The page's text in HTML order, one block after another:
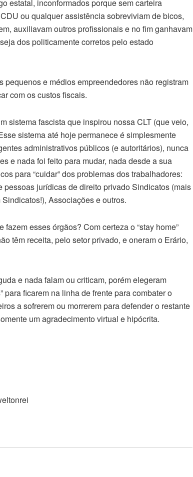
estatal, inconformados porque sem carteira
ou qualquer assistência sobreviviam de bicos,
auxiliavam outros profissionais e no fim ganhavam
dos politicamente corretos pelo estado
e médios empreendedores não registram
com os custos fiscais.
sistema fascista que inspirou nossa CLT (que veio,
sistema até hoje permanece é simplesmente
administrativos públicos (e autoritários), nunca
e nada foi feito para mudar, nada desde a sua
para “cuidar” dos problemas dos trabalhadores:
jurídicas de direito privado Sindicatos (mais
Associações e outros.
esses órgãos? Com certeza o “stay home”
têm receita, pelo setor privado, e oneram o Erário,
e nada falam ou criticam, porém elegeram
ficarem na linha de frente para combater o
a sofrerem ou morrerem para defender o restante
um agradecimento virtual e hipócrita.